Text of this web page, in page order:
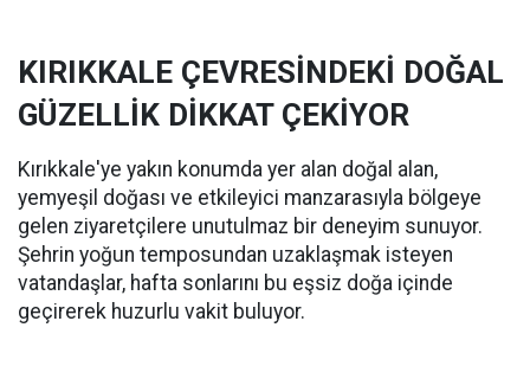
KIRIKKALE ÇEVRESİNDEKİ DOĞAL
GÜZELLİK DİKKAT ÇEKİYOR
Kırıkkale'ye yakın konumda yer alan doğal alan,
yemyeşil doğası ve etkileyici manzarasıyla bölgeye
gelen ziyaretçilere unutulmaz bir deneyim sunuyor.
Şehrin yoğun temposundan uzaklaşmak isteyen
vatandaşlar, hafta sonlarını bu eşsiz doğa içinde
geçirerek huzurlu vakit buluyor.